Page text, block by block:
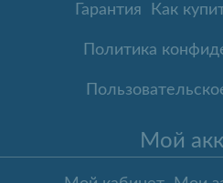
Гарантия Как
Политика
Мой